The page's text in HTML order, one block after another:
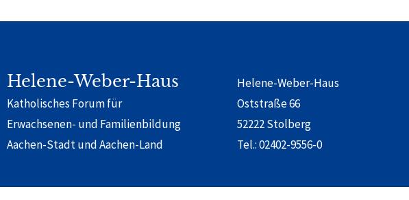
Helene-Weber-Haus
Katholisches Forum für
Erwachsenen- und Familienbildung
Aachen-Stadt und Aachen-Land
Helene-Weber-Haus
Oststraße 66
52222 Stolberg
Tel.:02402-9556-0